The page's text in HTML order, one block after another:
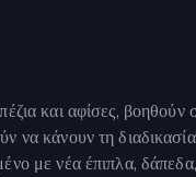
και αφίσες,
να κάνουν τη
με νέα έπιπλα,